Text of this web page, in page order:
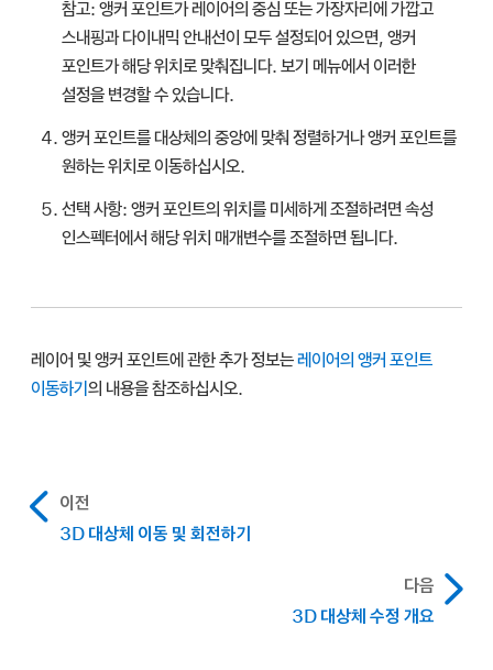
참고:앵커 포인트가 레이어의 중심 또는 가장자리에 가깝고
스내핑과 다이내믹 안내선이 모두 설정되어 있으면, 앵커
포인트가 해당 위치로 맞춰집니다. 보기 메뉴에서 이러한
설정을 변경할 수 있습니다.
앵커 포인트를 대상체의 중앙에 맞춰 정렬하거나 앵커 포인트를
원하는 위치로 이동하십시오.
선택 사항: 앵커 포인트의 위치를 미세하게 조절하려면 속성
인스펙터에서 해당 위치 매개변수를 조절하면 됩니다.
레이어 및 앵커 포인트에 관한 추가 정보는레이어의 앵커 포인트
이동하기의 내용을 참조하십시오.
이전
3D 대상체 이동 및 회전하기
다음
3D 대상체 수정 개요